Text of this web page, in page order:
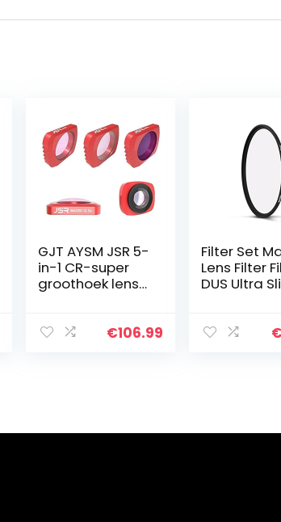
GJT AYSM JSR 5-
in-1 CR-super
groothoek lens
+ ND16 Lens Filter
€106.99
Filter Set
Lens Filter
DUS Ultra
39mm 40.5